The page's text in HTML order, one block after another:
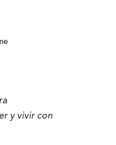
y vivir con